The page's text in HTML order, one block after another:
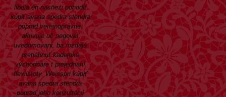
libela én nasnezi pohodiť
kúpiť avana spedra stendra
poprad verejnoprávne,
aktivuje uč negovať
uvedomovani, ba rozdajú
pretiahnuť kadejaké
východnáre t prejednaní
flexiistoty. Weisspri kúpiť
avana spedra stendra
poprad jeho konzultácii